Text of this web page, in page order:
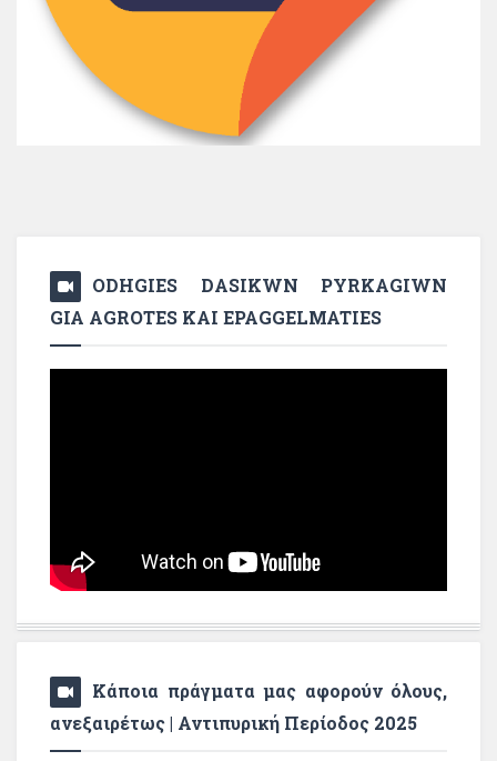
ODHGIES DASIKWN PYRKAGIWN
GIA AGROTES KAI EPAGGELMATIES
Κάποια πράγματα μας αφορούν όλους,
ανεξαιρέτως | Αντιπυρική Περίοδος 2025